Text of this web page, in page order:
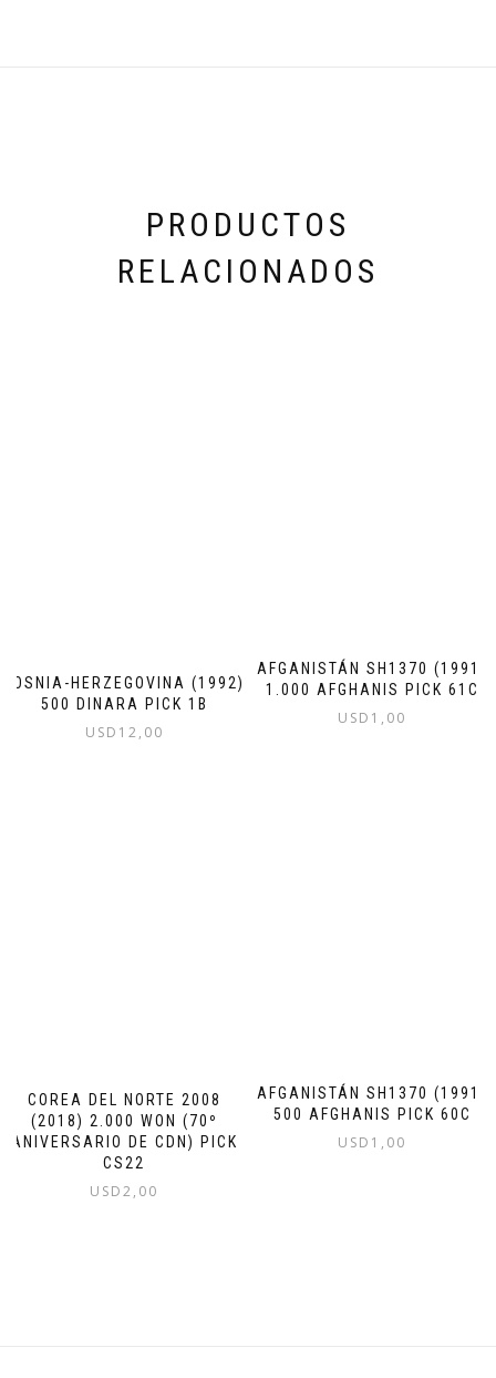
PRODUCTOS
RELACIONADOS
BOSNIA-HERZEGOVINA (1992)
500 DINARA PICK 1B
USD 12,00
AFGANISTÁN SH1370 (1991)
1.000 AFGHANIS PICK 61C
USD 1,00
COREA DEL NORTE 2008
(2018) 2.000 WON (70º
ANIVERSARIO DE CDN) PICK
CS22
USD2,00
AFGANISTÁN SH1370 (1991)
500 AFGHANIS PICK 60C
USD 1,00